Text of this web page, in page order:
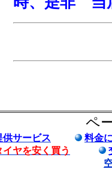
ペ
供サービス
料金
イヤを安く買う